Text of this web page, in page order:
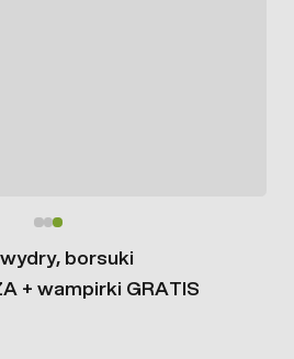
borsuki
+ wampirki GRATIS